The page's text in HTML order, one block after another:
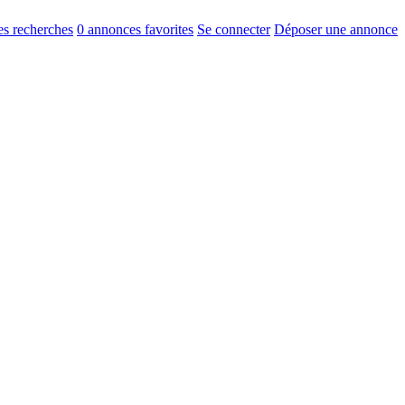
recherches 0 annonces favorites Se connecter Déposer une annonce